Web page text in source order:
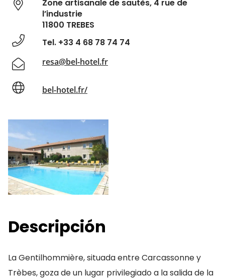
Zone artisanale de sautès, 4 rue de
l’industrie
11800 TREBES
Tel. +33 4 68 78 74 74
resa@bel-hotel.fr
bel-hotel.fr/
Descripción
La Gentilhommière, situada entre Carcassonne y
Trèbes, goza de un lugar privilegiado a la salida de la